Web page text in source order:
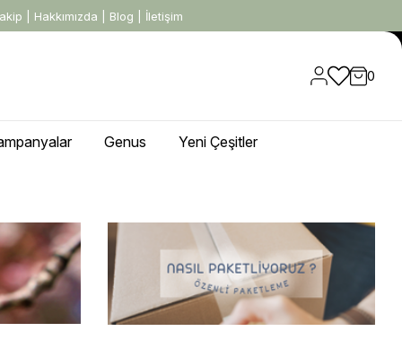
Hakkımızda Blog İletişim
0
Genus Yeni Çeşitler